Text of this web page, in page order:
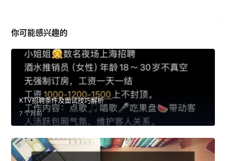
你可能感兴趣的
KTV招聘条件及面试技巧解析
7 个月前